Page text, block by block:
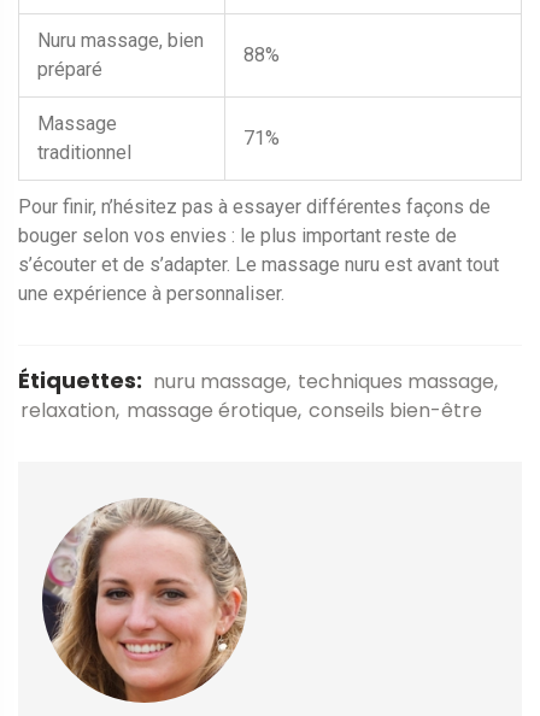
Nuru massage, bien
préparé
88%
Massage
traditionnel
71%
Pour finir, n’hésitez pas à essayer différentes façons de
bouger selon vos envies : le plus important reste de
s’écouter et de s’adapter. Le massage nuru est avant tout
une expérience à personnaliser.
Étiquettes: nuru massage techniques massage
relaxation massage érotique conseils bien-être